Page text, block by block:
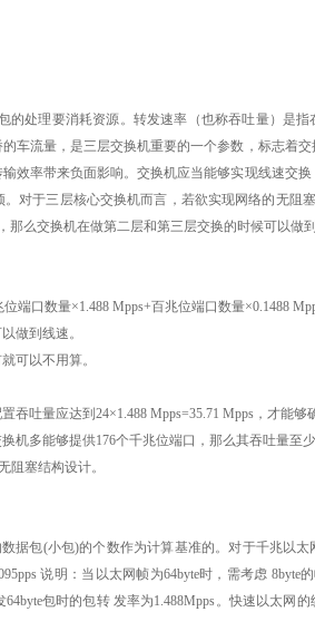
处理要消耗资源。转发速率（也称吞吐量）是指
车流量，是三层交换机重要的一个参数，标志着
效率带来负面影响。交换机应当能够实现线速交
对于三层核心交换机而言，若欲实现网络的无阻
，那么交换机在做第二层和第三层交换的时候可以做到
端口数量×1.488 Mpps+百兆位端口数量×0.1488
做到线速。
可以不用算。
吞吐量应达到24×1.488 Mpps=35.71 Mpps，才能够
机多能够提供176个千兆位端口，那么其吞吐量至
阻塞结构设计。
据包(小包)的个数作为计算基准的。对于千兆以太
说明：当以太网帧为64byte时，需考虑 8byte
包时的包转 发率为1.488Mpps。快速以太网